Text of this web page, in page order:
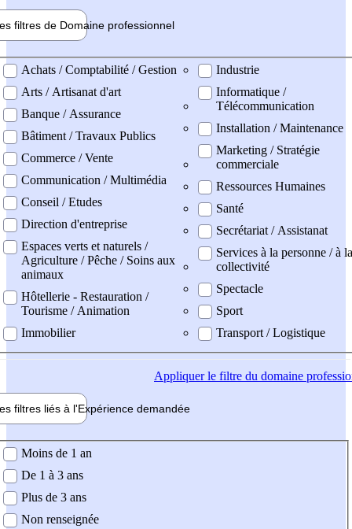
filtres de Domaine professionnel
professionel
Achats / Comptabilité / Gestion
Arts / Artisanat d'art
Banque / Assurance
Bâtiment / Travaux Publics
Commerce / Vente
Communication / Multimédia
Conseil / Etudes
Direction d'entreprise
Espaces verts et naturels /
Agriculture / Pêche / Soins aux
animaux
Hôtellerie - Restauration /
Tourisme / Animation
Immobilier
Industrie
Informatique /
Télécommunication
Installation / Maintenance
Marketing / Stratégie
commerciale
Ressources Humaines
Santé
Secrétariat / Assistanat
Services à la personne / à la
collectivité
Spectacle
Sport
Transport / Logistique
Appliquerle filtre du domaine
filtres liés à l'Expérience demandée
demandée
Moins de 1 an
De 1 à 3 ans
Plus de 3 ans
Non renseignée